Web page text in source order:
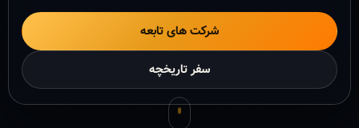
شرکت های تابعه
سفر تاریخچه